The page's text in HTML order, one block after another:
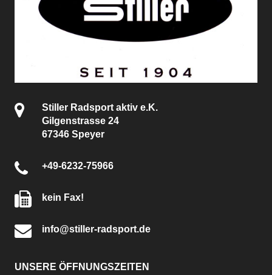
Stiller Radsport aktiv e.K.
Gilgenstrasse 24
67346 Speyer
+49-6232-75966
kein Fax!
info@stiller-radsport.de
UNSERE ÖFFNUNGSZEITEN